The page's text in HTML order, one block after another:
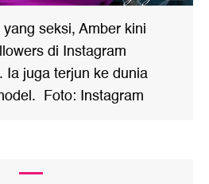
seksi, Amber kini
di Instagram
Ia juga terjun ke dunia
Foto: Instagram